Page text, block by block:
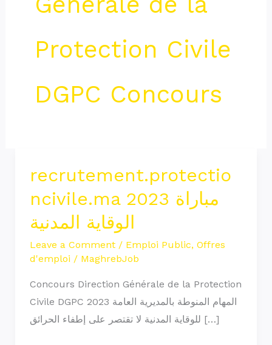
Protection Civile
DGPC Concours
recrutement.protectio
ncivile.ma 2023 مباراة
الوقاية المدنية
Leave a Comment / Emploi Public, Offres
d'emploi / MaghrebJob
Concours Direction Générale de la Protection
Civile DGPC 2023 المهام المنوطة بالمديرية العامة
للوقاية المدنية لا تقتصر على إطفاء الحرائق […]
recrutement.protectioncivile.ma
مباراة
الوقاية
المدنية